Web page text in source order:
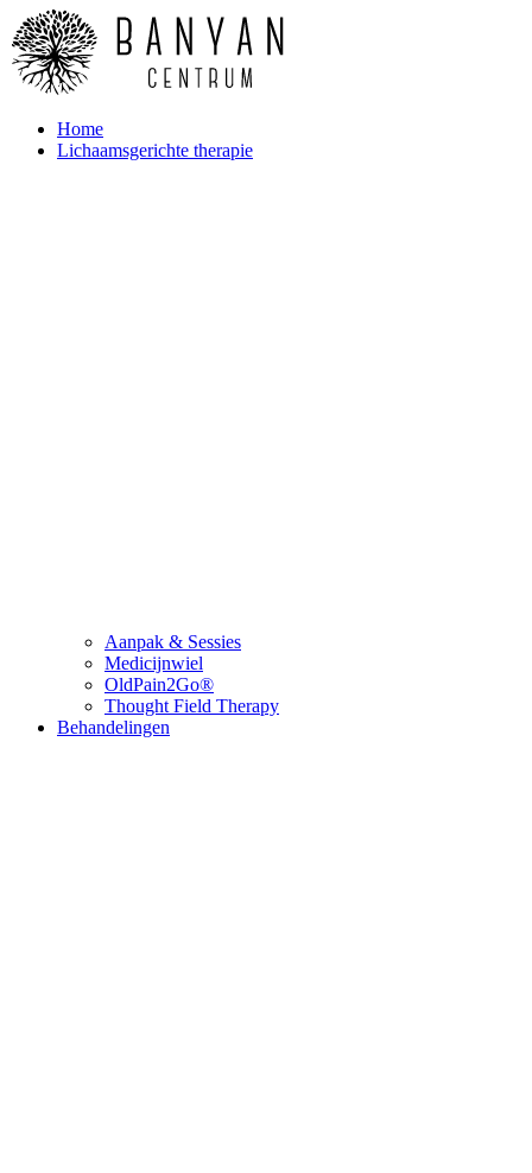
Home
Lichaamsgerichte therapie
Aanpak & Sessies
Medicijnwiel
OldPain2Go®
Thought Field Therapy
Behandelingen